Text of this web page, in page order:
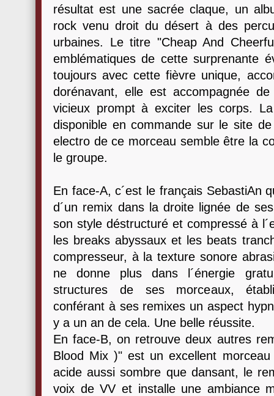
résultat est une sacrée claque, un
rock venu droit du désert à des
urbaines. Le titre "Cheap And
emblématiques de cette surprenante
toujours avec cette fièvre unique,
dorénavant, elle est accompagnée
vicieux prompt à exciter les corps.
disponible en commande sur le site
electro de ce morceau semble être la
le groupe.
En face-A, c´est le français SebastiAn
d´un remix dans la droite lignée de
son style déstructuré et compressé à
les breaks abyssaux et les beats
compresseur, à la texture sonore
ne donne plus dans l´énergie
structures de ses morceaux,
conférant à ses remixes un aspect
y a un an de cela. Une belle réussite.
En face-B, on retrouve deux autres
Blood Mix )" est un excellent
acide aussi sombre que dansant, le
voix de VV et installe une ambiance